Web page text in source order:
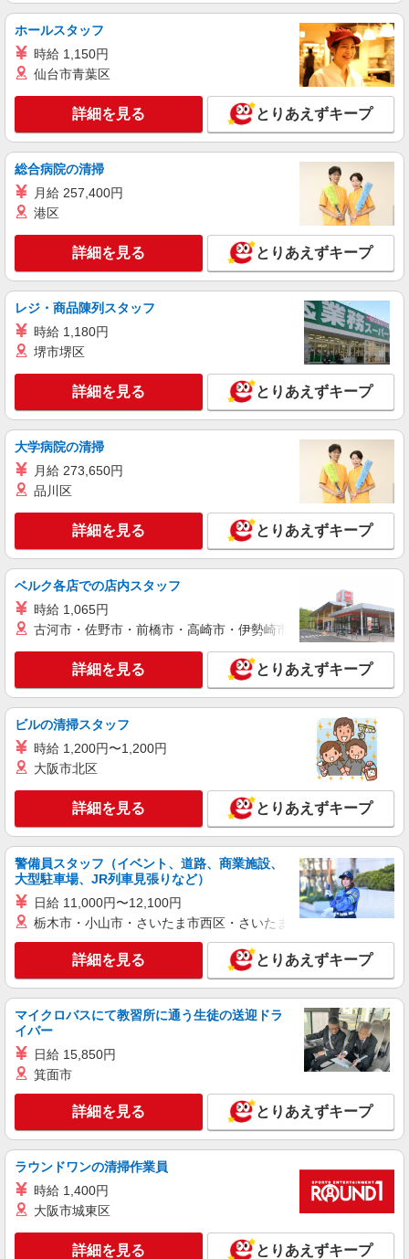
ホールスタッフ
時給 1,150円
仙台市青葉区
詳細を見る とりあえずキープ
総合病院の清掃
月給 257,400円
港区
詳細を見る とりあえずキープ
レジ・商品陳列スタッフ
時給 1,180円
堺市堺区
詳細を見る とりあえずキープ
大学病院の清掃
月給 273,650円
品川区
詳細を見る とりあえずキープ
ベルク各店での店内スタッフ
時給 1,065円
古河市・佐野市・前橋市・高崎市・伊勢崎市・太田市・館林市
詳細を見る とりあえずキープ
ビルの清掃スタッフ
時給 1,200円〜1,200円
大阪市北区
詳細を見る とりあえずキープ
警備員スタッフ（イベント、道路、商業施設、
大型駐車場、JR列車見張りなど）
日給 11,000円〜12,100円
栃木市・小山市・さいたま市西区・さいたま市岩槻区・久喜市・
詳細を見る とりあえずキープ
マイクロバスにて教習所に通う生徒の送迎ドラ
イバー
日給 15,850円
箕面市
詳細を見る とりあえずキープ
ラウンドワンの清掃作業員
時給 1,400円
大阪市城東区
詳細を見る とりあえずキープ